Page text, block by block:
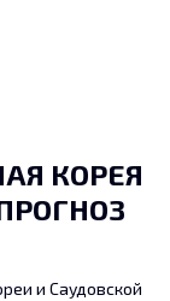
КОРЕЯ
и Саудовской